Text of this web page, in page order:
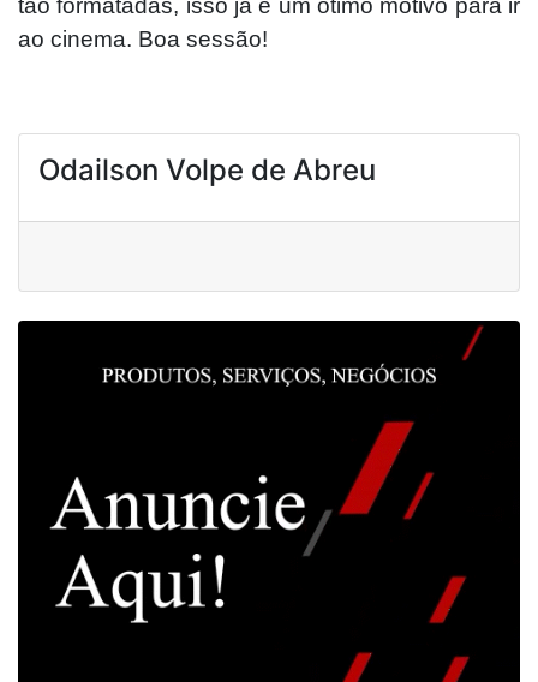
tão formatadas, isso já é um ótimo motivo para ir
ao cinema. Boa sessão!
Odailson Volpe de Abreu